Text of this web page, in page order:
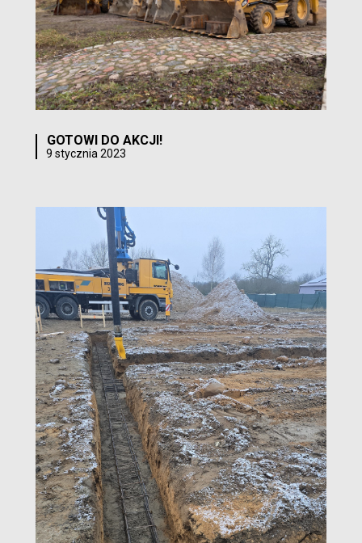
GOTOWI DO AKCJI!
9 stycznia 2023